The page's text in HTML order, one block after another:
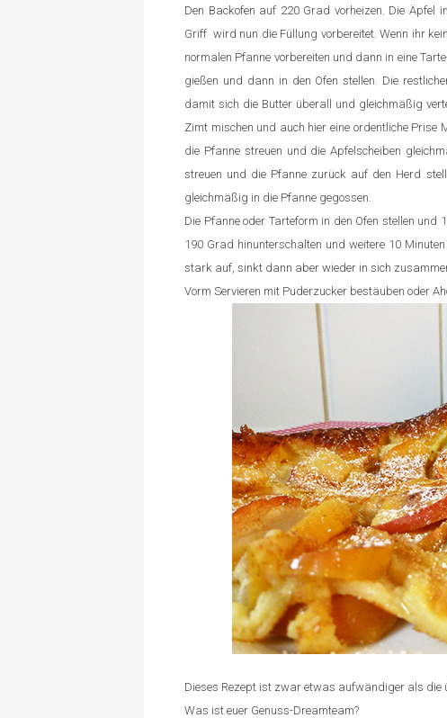
Den Backofen auf 220 Grad vorheizen. Die Äpfel
Griff wird nun die Füllung vorbereitet. Wenn ihr
normalen Pfanne vorbereiten und dann in eine
gießen und dann in den Ofen stellen. Die
damit sich die Butter überall und gleichmäßig
Zimt mischen und auch hier eine ordentliche
die Pfanne streuen und die Apfelscheiben
streuen und die Pfanne zurück auf den Herd
gleichmäßig in die Pfanne gegossen.
Die Pfanne oder Tarteform in den Ofen stellen
190 Grad hinunterschalten und weitere 10
stark auf, sinkt dann aber wieder in sich
Vorm Servieren mit Puderzucker bestäuben oder
Dieses Rezept ist zwar etwas aufwändiger als die
Was ist euer Genuss-Dreamteam?